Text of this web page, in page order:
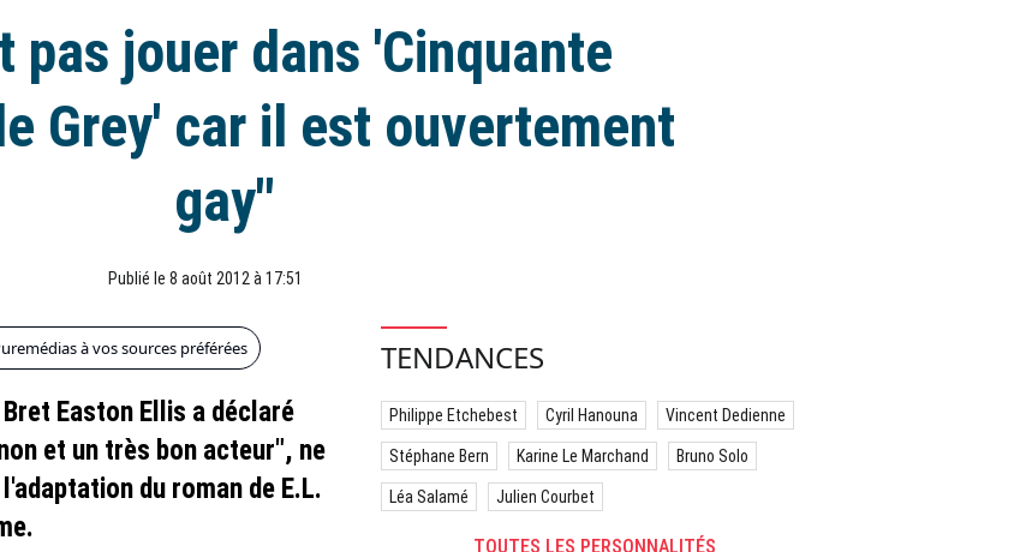
pas jouer dans 'Cinquante
Grey' car il est ouvertement
gay"
Publié le 8 août 2012 à 17:51
à vos sources préférées
Easton Ellis a déclaré
et un très bon acteur", ne
du roman de E.L.
TENDANCES
Philippe Etchebest Cyril Hanouna Vincent Dedienne
Stéphane Bern Karine Le Marchand Bruno Solo
Léa Salamé Julien Courbet
TOUTES LES PERSONNALITÉS